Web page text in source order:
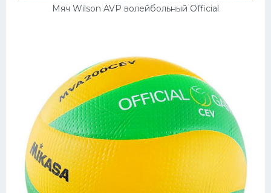
Мяч Wilson AVP волейбольный Official